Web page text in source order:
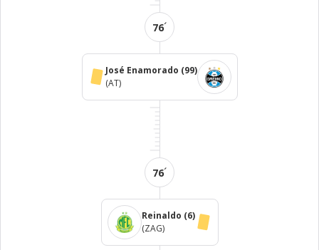
76´
José Enamorado (99)
(AT)
76´
Reinaldo (6)
(ZAG)